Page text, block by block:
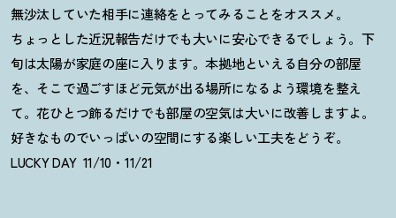
無沙汰していた相手に連絡をとってみることをオススメ。
ちょっとした近況報告だけでも大いに安心できるでしょう。下
旬は太陽が家庭の座に入ります。本拠地といえる自分の部屋
を、そこで過ごすほど元気が出る場所になるよう環境を整え
て。花ひとつ飾るだけでも部屋の空気は大いに改善しますよ。
好きなものでいっぱいの空間にする楽しい工夫をどうぞ。
LUCKY DAY 11/10・11/21